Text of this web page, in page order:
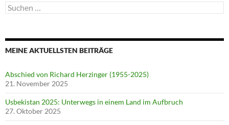
Suche
nach:
MEINE AKTUELLSTEN BEITRÄGE
Abschied von Richard Herzinger (1955-2025)
21. November 2025
Usbekistan 2025: Unterwegs in einem Land im Aufbruch
27. Oktober 2025